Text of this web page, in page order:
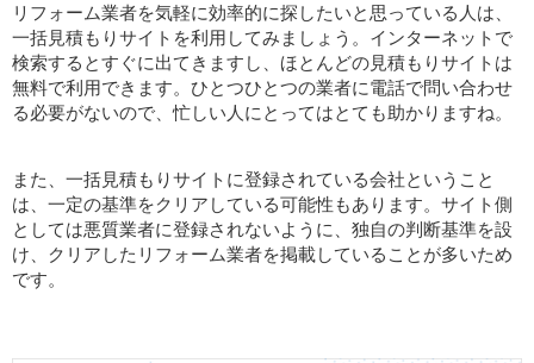
リフォーム業者を気軽に効率的に探したいと思っている人は、
一括見積もりサイトを利用してみましょう。インターネットで
検索するとすぐに出てきますし、ほとんどの見積もりサイトは
無料で利用できます。ひとつひとつの業者に電話で問い合わせ
る必要がないので、忙しい人にとってはとても助かりますね。
また、一括見積もりサイトに登録されている会社ということ
は、一定の基準をクリアしている可能性もあります。サイト側
としては悪質業者に登録されないように、独自の判断基準を設
け、クリアしたリフォーム業者を掲載していることが多いため
です。